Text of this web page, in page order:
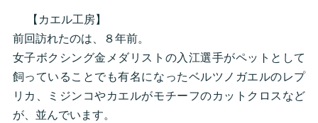
【カエル工房】
前回訪れたのは、８年前。
女子ボクシング金メダリストの入江選手がペットとして
飼っていることでも有名になったベルツノガエルのレプ
リカ、ミジンコやカエルがモチーフのカットクロスなど
が、並んでいます。